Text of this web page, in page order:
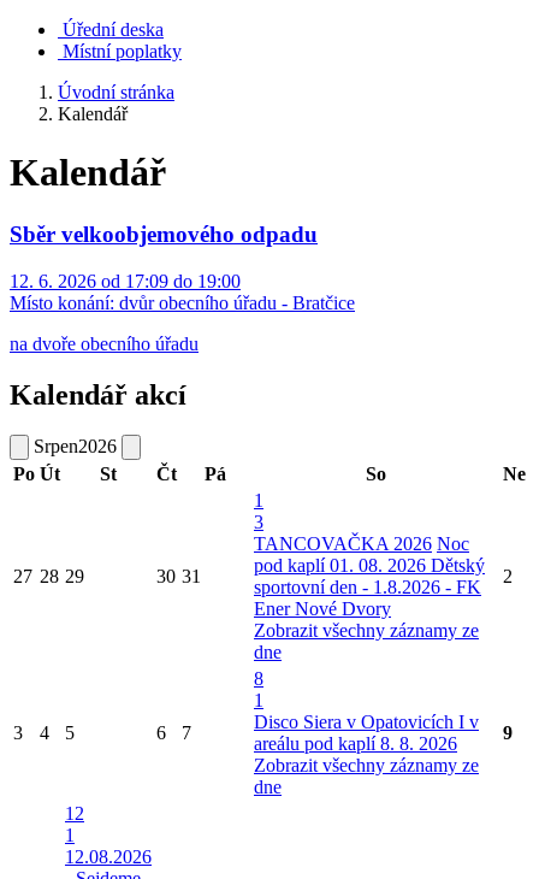
Úřední deska
Místní poplatky
Úvodní stránka
Kalendář
Kalendář
Sběr velkoobjemového odpadu
12. 6. 2026 od 17:09 do 19:00
Místo konání: dvůr obecního úřadu - Bratčice
na dvoře obecního úřadu
Kalendář akcí
Srpen2026
Po Út St Čt Pá So Ne
27 28 29 30 31
1
3
TANCOVAČKA 2026 Noc
pod kaplí 01. 08. 2026 Dětský
sportovní den - 1.8.2026 - FK
Ener Nové Dvory
Zobrazit všechny záznamy ze
dne
2
3 4 5 6 7
8
1
Disco Siera v Opatovicích I v
areálu pod kaplí 8. 8. 2026
Zobrazit všechny záznamy ze
dne
9
12
1
12.08.2026